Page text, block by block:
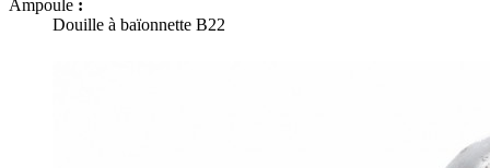
Ampoule :
Douille à baïonnette B22